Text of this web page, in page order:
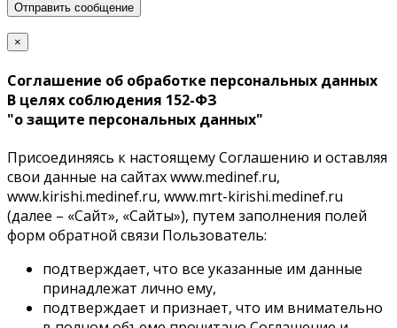
Отправить сообщение
×
Соглашение об обработке персональных данных
В целях соблюдения 152-ФЗ
"о защите персональных данных"
Присоединяясь к настоящему Соглашению и оставляя
свои данные на cайтах www.medinef.ru,
www.kirishi.medinef.ru, www.mrt-kirishi.medinef.ru
(далее – «Сайт», «Сайты»), путем заполнения полей
форм обратной связи Пользователь:
подтверждает, что все указанные им данные
принадлежат лично ему,
подтверждает и признает, что им внимательно